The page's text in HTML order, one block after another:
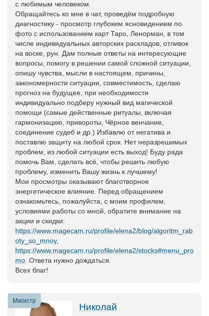
с любимым человеком.
Обращайтесь ко мне в чат, проведём подробную
диагностику - просмотр глубоким ясновидением по
фото с использованием карт Таро, Ленорман, в том
числе индивидуальных авторских раскладов, отливок
на воске, рун. Дам полные ответы на интересующие
вопросы, помогу в решении самой сложной ситуации,
опишу чувства, мысли в настоящем, причины,
закономерности ситуации, совместимость, сделаю
прогноз на будущее, при необходимости
индивидуально подберу нужный вид магической
помощи (самые действенные ритуалы, включая
гармонизацию, привороты, Чёрное венчание,
соединение судеб и др.) Избавлю от негатива и
поставлю защиту на любой срок. Нет неразрешимых
проблем, из любой ситуации есть выход! Буду рада
помочь Вам, сделать всё, чтобы решить любую
проблему, изменить Вашу жизнь к лучшему!
Мои просмотры оказывают благотворное
энергетическое влияние. Перед обращением
ознакомьтесь, пожалуйста, с моим профилем,
условиями работы со мной, обратите внимание на
акции и скидки:
https://www.magecam.ru/profile/elena2/blog/algoritm_rab
oty_so_mnoy,
https://www.magecam.ru/profile/elena2/stocks#menu_pro
mo . Ответа нужно дождаться.
Всех благ!
Магистр
Николай